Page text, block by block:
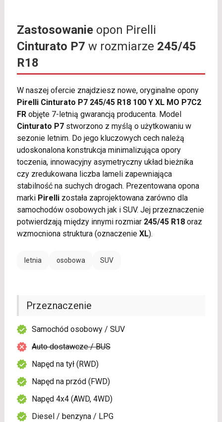
Zastosowanieopon Pirelli
Cinturato P7 w rozmiarze 245/45
R18
W naszej ofercie znajdziesz nowe, oryginalne opony
Pirelli Cinturato P7 245/45 R18 100 Y XL MO P7C2
FRobjęte 7-letnią gwarancją producenta. Model
Cinturato P7stworzono z myślą o użytkowaniu w
sezonie letnim. Do jego kluczowych cech należą
udoskonalona konstrukcja minimalizująca opory
toczenia, innowacyjny asymetryczny układ bieżnika
czy zredukowana liczba lameli zapewniająca
stabilność na suchych drogach. Prezentowana opona
marki Pirellizostała zaprojektowana zarówno dla
samochodów osobowych jak i SUV. Jej przeznaczenie
potwierdzają między innymi rozmiar 245/45 R18oraz
wzmocniona struktura (oznaczenie XL).
letnia osobowa SUV
Przeznaczenie
Samochód osobowy / SUV
Auto dostawcze / BUS
Napęd na tył (RWD)
Napęd na przód (FWD)
Napęd 4x4 (AWD, 4WD)
Diesel / benzyna / LPG